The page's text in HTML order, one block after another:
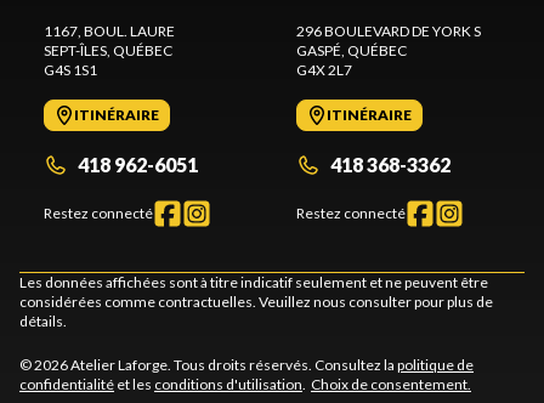
1167, BOUL. LAURE
SEPT-ÎLES, QUÉBEC
G4S 1S1
ITINÉRAIRE
418 962-6051
Restez connecté
296 BOULEVARD DE YORK S
GASPÉ, QUÉBEC
G4X 2L7
ITINÉRAIRE
418 368-3362
Restez connecté
Les données affichées sont à titre indicatif seulement et ne peuvent être
considérées comme contractuelles. Veuillez nous consulter pour plus de
détails.
© 2026 Atelier Laforge. Tous droits réservés. Consultez la politique de
confidentialité et les conditions d'utilisation. Choix de consentement.